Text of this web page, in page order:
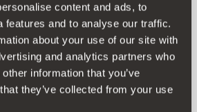
content and ads, to
features and to analyse our traffic.
about your use of our site with
and analytics partners who
information that you’ve
they’ve collected from your use
ύφασμα